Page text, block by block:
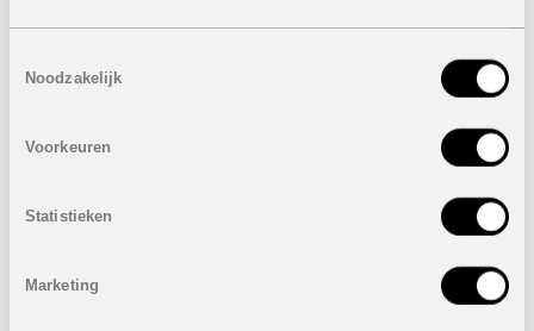
Noodzakelijk
Voorkeuren
Statistieken
Marketing
Eigenschappen laatste woning: VERKOCHT
3 Badkamers
Private tuin
Onder voorbehoud van eventuele prijswijzigingen.